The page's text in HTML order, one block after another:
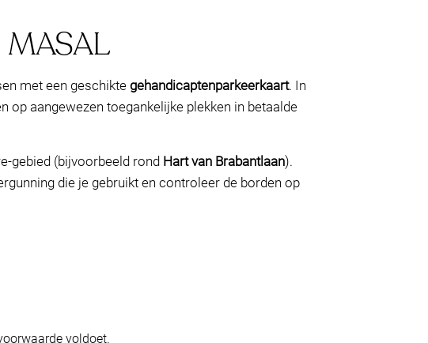
MASAL
met een geschikte gehandicaptenparkeerkaart. In
op aangewezen toegankelijke plekken in betaalde
gebied (bijvoorbeeld rond Hart van Brabantlaan).
die je gebruikt en controleer de borden op
voldoet.